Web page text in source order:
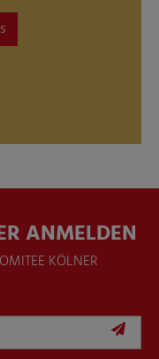
ANMELDEN
KÖLNER